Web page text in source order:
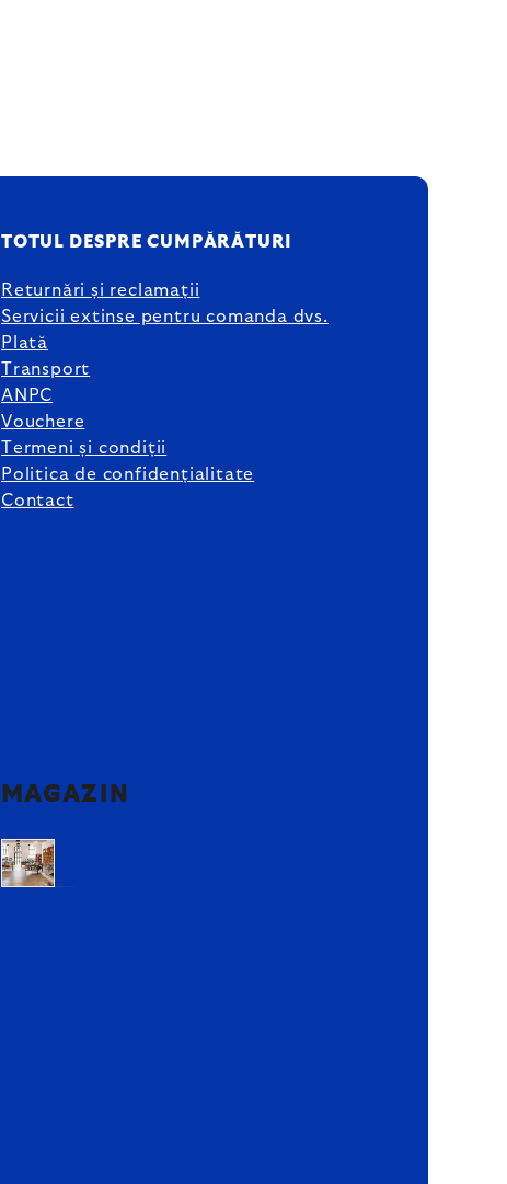
TOTUL DESPRE CUMPĂRĂTURI
Returnări și reclamații
Servicii extinse pentru comanda dvs.
Plată
Transport
ANPC
Vouchere
Termeni și condiții
Politica de confidențialitate
Contact
MAGAZIN